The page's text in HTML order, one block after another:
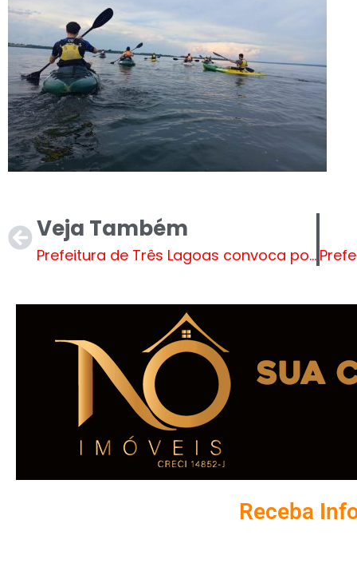
Veja Também
Prefeitura de Três Lagoas convoca população para duas audiências públicas sobre orçamento municipal
Receba